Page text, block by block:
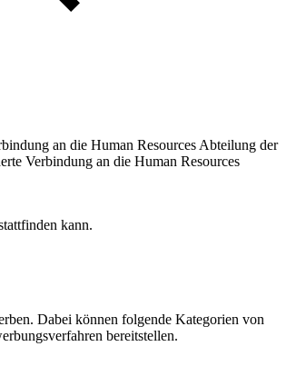
an die Human Resources Abteilung der
Verbindung an die Human Resources
kann.
Dabei können folgende Kategorien von
bereitstellen.